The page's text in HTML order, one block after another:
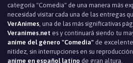
categoría "Comedia" de una manera más
necesidad visitar cada una de las entregas
VerAnimes, una de las más significativas
Veranimes.net es y continuará siendo tu
anime del género "Comedia" de
nitidez, sin interrupciones en su
anime en español latino de gran altura.